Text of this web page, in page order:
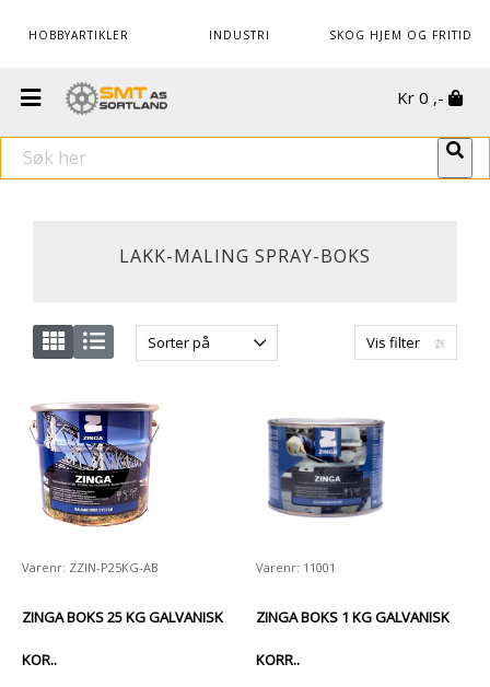
HOBBYARTIKLER INDUSTRI SKOG HJEM OG FRITID
Kr 0 ,-
LAKK-MALING SPRAY-BOKS
Vis filter
Sorter på
Varenr: ZZIN-P25KG-AB
ZINGA BOKS 25 KG GALVANISK
KOR..
Varenr: 11001
ZINGA BOKS 1 KG GALVANISK
KORR..